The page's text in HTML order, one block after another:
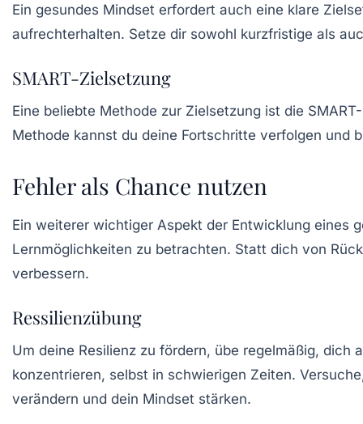
Ein gesundes Mindset erfordert auch eine klare
aufrechterhalten. Setze dir sowohl kurzfristige als
SMART-Zielsetzung
Eine beliebte Methode zur Zielsetzung ist die
Methode kannst du deine Fortschritte verfolgen und
Fehler als Chance nutzen
Ein weiterer wichtiger Aspekt der Entwicklung eines
Lernmöglichkeiten zu betrachten. Statt dich von
verbessern.
Ressilienzübung
Um deine Resilienz zu fördern, übe regelmäßig,
konzentrieren, selbst in schwierigen Zeiten.
verändern und dein Mindset stärken.